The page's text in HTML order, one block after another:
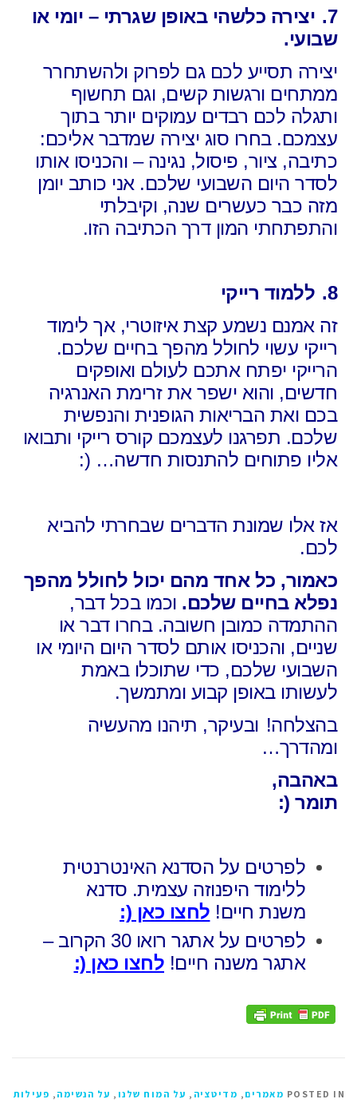
7.
יצירה כלשהי באופן שגרתי – יומי או
שבועי.
יצירה תסייע לכם גם לפרוק ולהשתחרר
ממתחים ורגשות קשים, וגם תחשוף
ותגלה לכם רבדים עמוקים יותר בתוך
עצמכם. בחרו סוג יצירה שמדבר אליכם:
כתיבה, ציור, פיסול, נגינה – והכניסו אותו
לסדר היום השבועי שלכם. אני כותב יומן
מזה כבר כעשרים שנה, וקיבלתי
והתפתחתי המון דרך הכתיבה הזו.
8. ללמוד רייקי
זה אמנם נשמע קצת איזוטרי, אך לימוד
רייקי עשוי לחולל מהפך בחיים שלכם.
הרייקי יפתח אתכם לעולם ואופקים
חדשים, והוא ישפר את זרימת האנרגיה
בכם ואת הבריאות הגופנית והנפשית
שלכם. תפרגנו לעצמכם קורס רייקי ותבואו
אליו פתוחים להתנסות חדשה… (:
אז אלו שמונת הדברים שבחרתי להביא
לכם.
כאמור, כל אחד מהם יכול לחולל מהפך
נפלא בחיים שלכם. וכמו בכל דבר,
ההתמדה כמובן חשובה. בחרו דבר או
שניים, והכניסו אותם לסדר היום היומי או
השבועי שלכם, כדי שתוכלו באמת
לעשותו באופן קבוע ומתמשך.
בהצלחה! ובעיקר, תיהנו מהעשיה
ומהדרך…
באהבה,
תומר (:
לפרטים על הסדנא האינטרנטית
ללימוד היפנוזה עצמית. סדנא
משנת חיים! לחצו כאן (:
לפרטים על אתגר רואו 30 הקרוב –
אתגר משנה חיים! לחצו כאן (:
POSTED IN מאמרים , מדיטציה , על המוח שלנו , על הנשימה , פעילות